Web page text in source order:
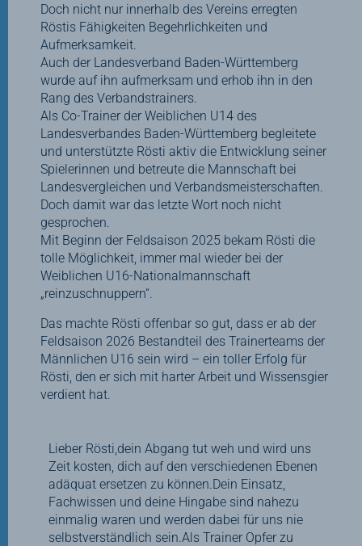
Doch nicht nur innerhalb des Vereins erregten
Röstis Fähigkeiten Begehrlichkeiten und
Aufmerksamkeit.
Auch der Landesverband Baden-Württemberg
wurde auf ihn aufmerksam und erhob ihn in den
Rang des Verbandstrainers.
Als Co-Trainer der Weiblichen U14 des
Landesverbandes Baden-Württemberg begleitete
und unterstützte Rösti aktiv die Entwicklung seiner
Spielerinnen und betreute die Mannschaft bei
Landesvergleichen und Verbandsmeisterschaften.
Doch damit war das letzte Wort noch nicht
gesprochen.
Mit Beginn der Feldsaison 2025 bekam Rösti die
tolle Möglichkeit, immer mal wieder bei der
Weiblichen U16-Nationalmannschaft
„reinzuschnuppern“.
Das machte Rösti offenbar so gut, dass er ab der
Feldsaison 2026 Bestandteil des Trainerteams der
Männlichen U16 sein wird – ein toller Erfolg für
Rösti, den er sich mit harter Arbeit und Wissensgier
verdient hat.
Lieber Rösti,dein Abgang tut weh und wird uns
Zeit kosten, dich auf den verschiedenen Ebenen
adäquat ersetzen zu können.Dein Einsatz,
Fachwissen und deine Hingabe sind nahezu
einmalig waren und werden dabei für uns nie
selbstverständlich sein.Als Trainer Opfer zu